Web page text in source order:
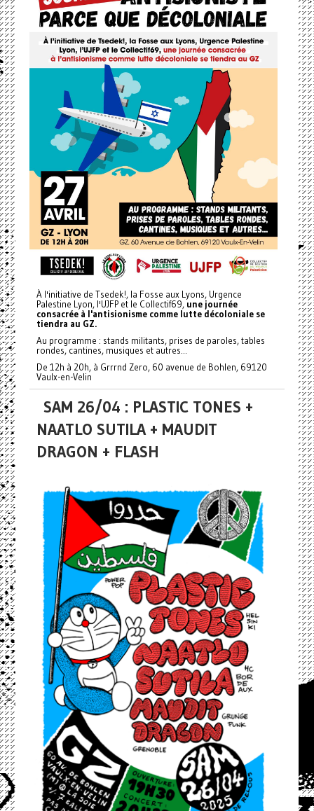
À l'initiative de Tsedek!, la Fosse aux Lyons, Urgence
Palestine Lyon, l'UJFP et le Collectif69, une journée
consacrée à l'antisionisme comme lutte décoloniale se
tiendra au GZ.
Au programme : stands militants, prises de paroles, tables
rondes, cantines, musiques et autres...
De 12h à 20h, à Grrrnd Zero, 60 avenue de Bohlen, 69120
Vaulx-en-Velin
SAM 26/04 : PLASTIC TONES +
NAATLO SUTILA + MAUDIT
DRAGON + FLASH